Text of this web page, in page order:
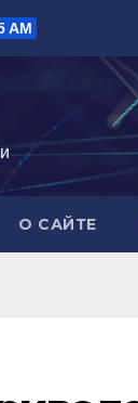
AM
О САЙТЕ